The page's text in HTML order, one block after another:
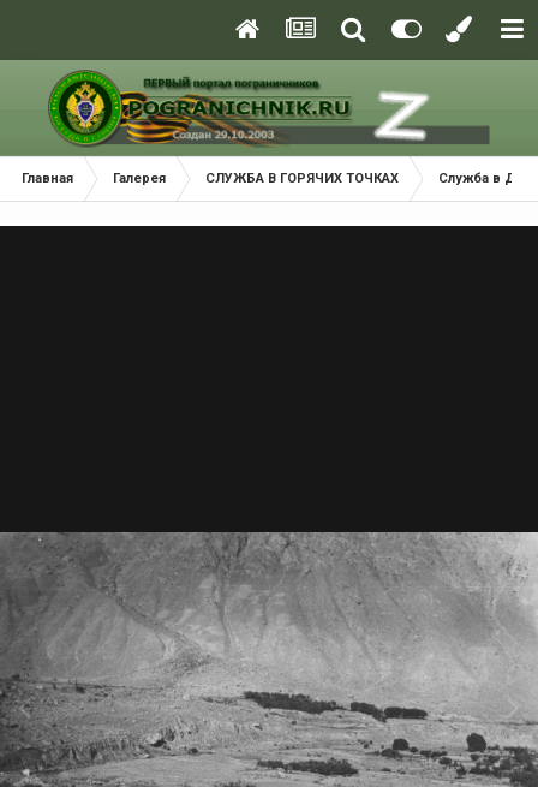
Главная Галерея СЛУЖБА В ГОРЯЧИХ ТОЧКАХ Служба в ДРА